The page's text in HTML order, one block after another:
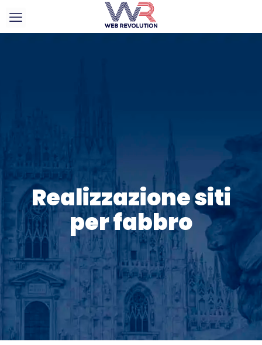
Realizzazione siti
per fabbro